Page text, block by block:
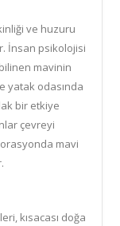
ve huzuru
İnsan psikolojisi
mavinin
yatak odasında
bir etkiye
çevreyi
mavi
kısacası doğa